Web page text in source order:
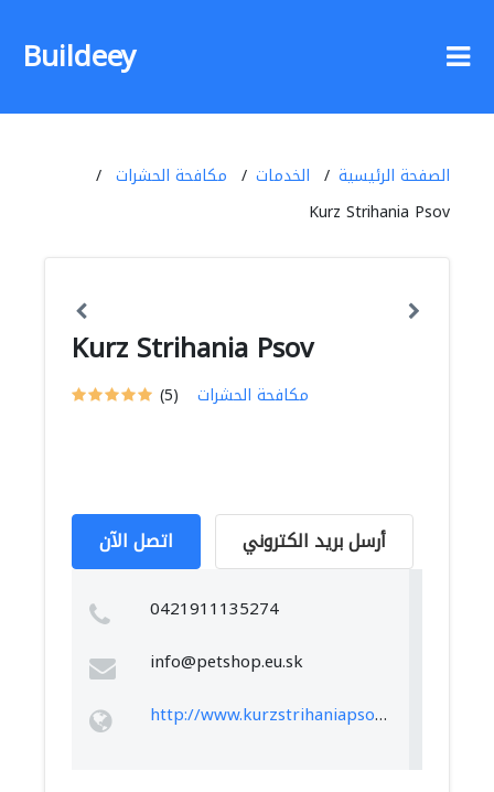
Buildeey
الصفحة الرئيسية الخدمات
مكافحة الحشرات
Kurz Strihania Psov
Kurz Strihania Psov
(5) مكافحة الحشرات
اتصل الآن أرسل بريد الكتروني
0421911135274
info@petshop.eu.sk
http://www.kurzstrihaniapsov.sk/